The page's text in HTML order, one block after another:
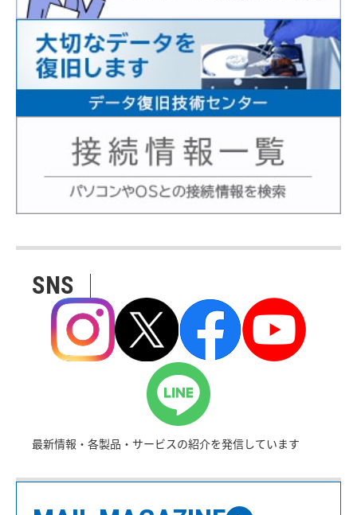
SNS
最新情報・各製品・サービスの紹介を発信しています